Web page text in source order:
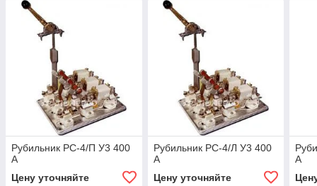
Рубильник РС-4/П У3 400
А
Цену уточняйте
Рубильник РС-4/Л У3 400
А
Цену уточняйте
А